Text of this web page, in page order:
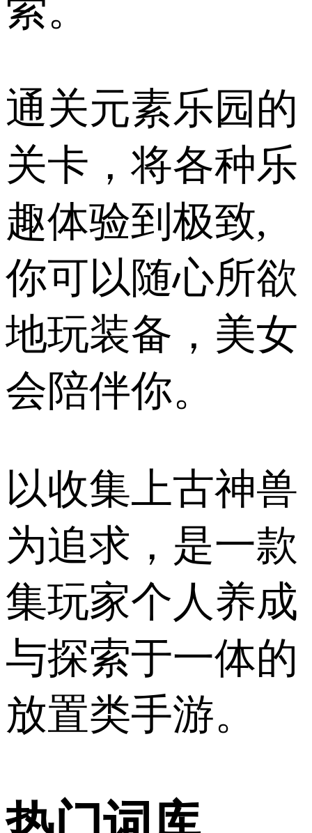
索。
通关元素乐园的
关卡，将各种乐
趣体验到极致,
你可以随心所欲
地玩装备，美女
会陪伴你。
以收集上古神兽
为追求，是一款
集玩家个人养成
与探索于一体的
放置类手游。